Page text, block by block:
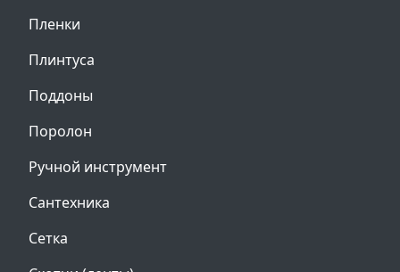
Пленки
Плинтуса
Поддоны
Поролон
Ручной инструмент
Сантехника
Сетка